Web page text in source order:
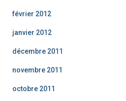
février 2012
janvier 2012
décembre 2011
novembre 2011
octobre 2011